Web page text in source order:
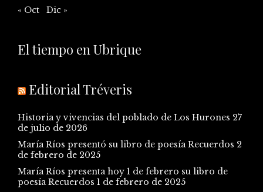
« Oct Dic »
El tiempo en Ubrique
Editorial Tréveris
Historia y vivencias del poblado de Los Hurones 27
de julio de 2026
María Ríos presentó su libro de poesía Recuerdos 2
de febrero de 2025
María Ríos presenta hoy 1 de febrero su libro de
poesía Recuerdos 1 de febrero de 2025